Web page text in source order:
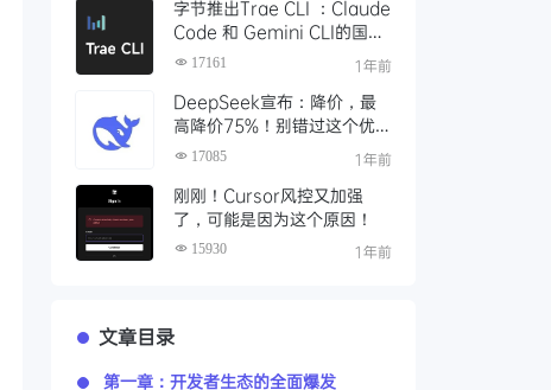
字节推出Trae CLI ：Claude
Code 和 Gemini CLI的国产
平替 ？手把手教你如何安装
17161 1年前
DeepSeek宣布：降价，最
高降价75%！别错过这个优
惠时段，赶紧充值
17085 1年前
刚刚！Cursor风控又加强
了，可能是因为这个原因！
15930 1年前
文章目录
第一章：开发者生态的全面爆发